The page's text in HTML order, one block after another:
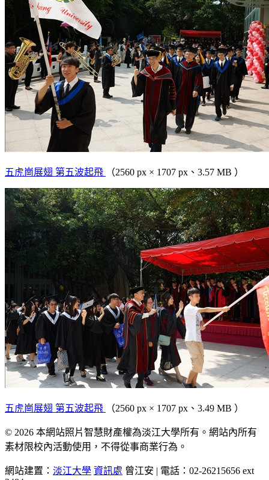
五虎崗展翅 第五波起飛 （2560 px × 1707 px、3.57 MB ）
五虎崗展翅 第五波起飛 （2560 px × 1707 px、3.49 MB ）
© 2026 本網站照片智慧財產權為淡江大學所有。網站內所有
素材限校內活動使用，不得從事商業行為。
網站建置： 淡江大學 資訊處 曾江安 | 電話：02-26215656 ext